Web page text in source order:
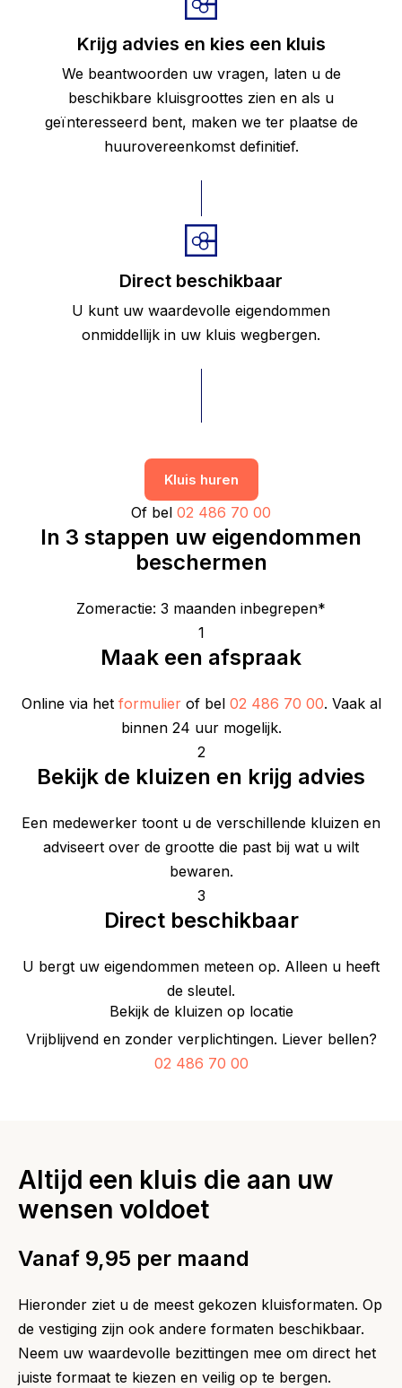
Krijg advies en kies een kluis
We beantwoorden uw vragen, laten u de
beschikbare kluisgroottes zien en als u
geïnteresseerd bent, maken we ter plaatse de
huurovereenkomst definitief.
Direct beschikbaar
U kunt uw waardevolle eigendommen
onmiddellijk in uw kluis wegbergen.
Kluis huren
Of bel 02 486 70 00
In 3 stappen uw eigendommen
beschermen
Zomeractie: 3 maanden inbegrepen*
1
Maak een afspraak
Online via het formulierof bel 02 486 70 00. Vaak al
binnen 24 uur mogelijk.
2
Bekijk de kluizen en krijg advies
Een medewerker toont u de verschillende kluizen en
adviseert over de grootte die past bij wat u wilt
bewaren.
3
Direct beschikbaar
U bergt uw eigendommen meteen op. Alleen u heeft
de sleutel.
Bekijk de kluizen op locatie
Vrijblijvend en zonder verplichtingen. Liever bellen?
02 486 70 00
Altijd een kluis die aan uw
wensen voldoet
Vanaf 9,95 per maand
Hieronder ziet u de meest gekozen kluisformaten. Op
de vestiging zijn ook andere formaten beschikbaar.
Neem uw waardevolle bezittingen mee om direct het
juiste formaat te kiezen en veilig op te bergen.